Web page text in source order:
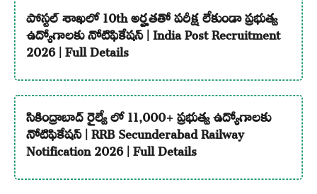
పోస్టల్ శాఖలో 10th అర్హతతో పరీక్ష లేకుండా ప్రభుత్వ
ఉద్యోగాలకు నోటిఫికేషన్ | India Post Recruitment
2026 | Full Details
సికింద్రాబాద్ రైల్వే లో 11,000+ ప్రభుత్వ ఉద్యోగాలకు
నోటిఫికేషన్ | RRB Secunderabad Railway
Notification 2026 | Full Details